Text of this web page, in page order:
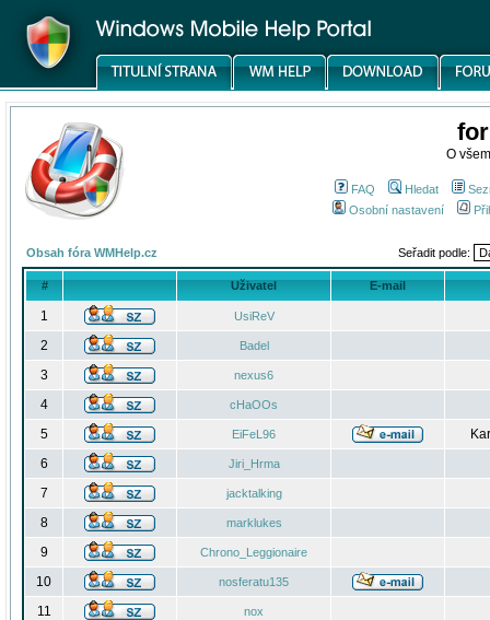
O
FAQ Hledat
Osobní nastavení
Obsah fóra WMHelp.cz Seřadit podle:
# Uživatel E-mail
1 UsiReV
2 Badel
3 nexus6
4 cHaOOs
5 EiFeL96
6
Jiri_Hrma
7 jacktalking
8 marklukes
9 Chrono_Leggionaire
10 nosferatu135
11 nox